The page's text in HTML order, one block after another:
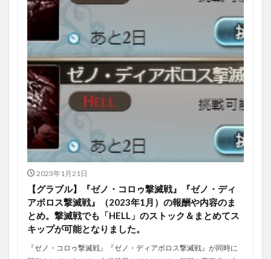
2023年1月21日
【グラブル】『ゼノ・コロゥ撃滅戦』『ゼノ・ディ
アボロス撃滅戦』（2023年1月）の報酬や内容のま
とめ。撃滅戦でも「HELL」のストック＆まとめてス
キップが可能となりました。
『ゼノ・コロゥ撃滅戦』『ゼノ・ディアボロス撃滅戦』が同時に